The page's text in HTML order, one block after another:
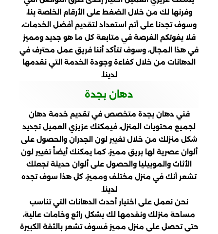
وفرنها لك من خلال الضغط على الأرقام الخاصة بنا،
وسوف تجدنا على أتم استعداد لتقديم أفضل الخدمات،
فلا يفوتكم الفرصة في متابعة كل ما هو جديد ومميز
في هذا المجال، وسوف تتأكد أننا فريق عمل محترف في
الدهانات من خلال كفاءة وجودة الخدمة التي نقدمها
لدينا.
دهان بجدة
فني دهان بجدة متخصص في تقديم خدمة دهان
لجميع محتويات المنزل، فيمكنك عزيزي العميل تجديد
شكل منزلك من خلال تغيير لون الجدران والحصول على
ألوان عصرية لها بريق مميز، كما يمكنك أيضاً تغيير لون
الأثاث والموبيليا والحصول على ألوان حديثة تجعلك
تشعر أنك في منزل مختلف ومميز، كل هذا سوف تجده
لدينا.
نحن نعمل على اختيار أحدث الدهانات التي تناسب
مساحة منزلك ونقدمها لك بشكل رائع وخامات عالية،
حتى تحصل على منزل مميز فسوف تشعر بالثقة الكبيرة